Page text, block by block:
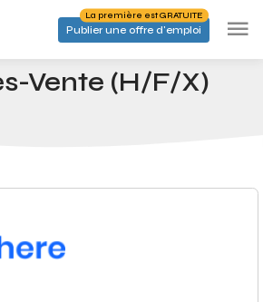
Publier une offre d'emploi
La première est GRATUITE
Chef Après-Vente (H/F/X)
Vente (H/F/X)